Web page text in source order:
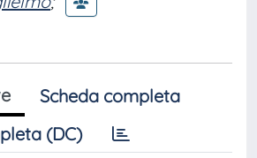
Scheda completa
(DC)